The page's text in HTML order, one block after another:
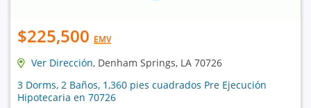
$225,500 EMV
Ver Dirección, Denham Springs, LA 70726
3 Dorms, 2 Baños, 1,360 pies cuadrados Pre Ejecución
Hipotecaria en 70726